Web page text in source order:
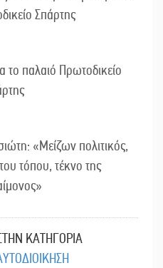
Σπάρτης
το παλαιό Πρωτοδικείο
«Μείζων πολιτικός,
τόπου, τέκνο της
ΚΑΤΗΓΟΡΙΑ